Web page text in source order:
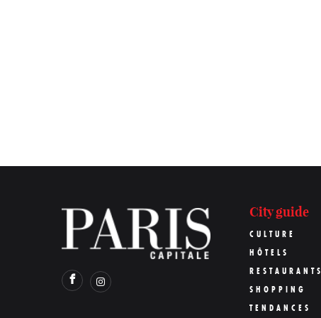
City guide
CULTURE
HÔTELS
RESTAURANTS
SHOPPING
TENDANCES